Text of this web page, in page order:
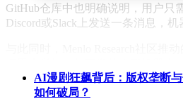
GitHub仓库中也明确说明，用户只需
Discord或Slack上发送一条消息，机
体设计图、仿真文件，以及执行器
表。项目发布者称，这一开放设计
AI漫剧狂飙背后：版权垄断
如何破局？